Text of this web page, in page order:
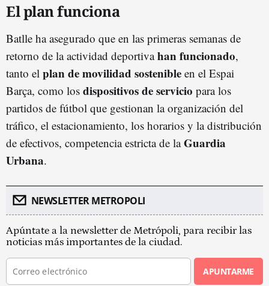
El plan funciona
Batlle ha asegurado que en las primeras semanas de
retorno de la actividad deportivahan funcionado,
tanto el plan de movilidad sostenible en el Espai
Barça, como los dispositivos de servicio para los
partidos de fútbol que gestionan la organización del
tráfico, el estacionamiento, los horarios y la distribución
de efectivos, competencia estricta de laGuardia
Urbana.
NEWSLETTER METROPOLI
Apúntate a la newsletter de Metrópoli, para recibir las
noticias más importantes de la ciudad.
APUNTARME